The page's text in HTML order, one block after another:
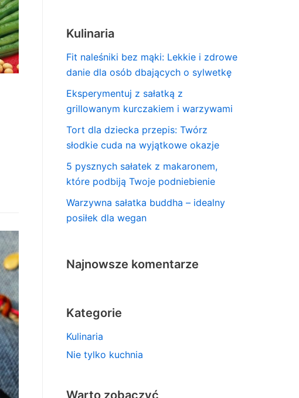
Kulinaria
Fit naleśniki bez mąki: Lekkie i zdrowe
danie dla osób dbających o sylwetkę
Eksperymentuj z sałatką z
grillowanym kurczakiem i warzywami
Tort dla dziecka przepis: Twórz
słodkie cuda na wyjątkowe okazje
5 pysznych sałatek z makaronem,
które podbiją Twoje podniebienie
Warzywna sałatka buddha – idealny
posiłek dla wegan
Najnowsze komentarze
Kategorie
Kulinaria
Nie tylko kuchnia